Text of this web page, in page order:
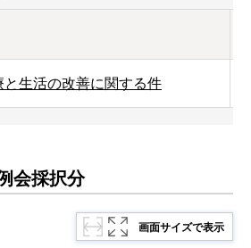
生活の改善に関する件
会採択分
画面サイズで表示